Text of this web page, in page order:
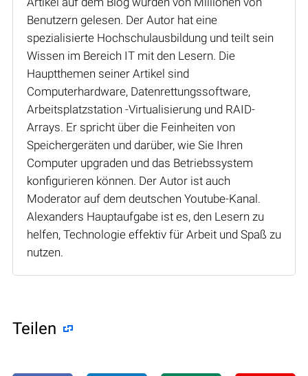
Benutzern gelesen. Der Autor hat eine
spezialisierte Hochschulausbildung und teilt sein
Wissen im Bereich IT mit den Lesern. Die
Hauptthemen seiner Artikel sind
Computerhardware, Datenrettungssoftware,
Arbeitsplatzstation -Virtualisierung und RAID-
Arrays. Er spricht über die Feinheiten von
Speichergeräten und darüber, wie Sie Ihren
Computer upgraden und das Betriebssystem
konfigurieren können. Der Autor ist auch
Moderator auf dem deutschen Youtube-Kanal.
Alexanders Hauptaufgabe ist es, den Lesern zu
helfen, Technologie effektiv für Arbeit und Spaß zu
nutzen.
Teilen